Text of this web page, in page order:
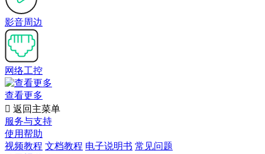
影音周边
网络工控
查看更多
 返回主菜单
服务与支持
使用帮助
视频教程 文档教程 电子说明书 常见问题